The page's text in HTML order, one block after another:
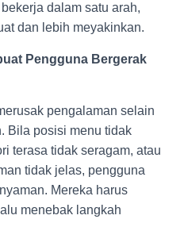
dalam satu arah,
dan lebih meyakinkan.
Pengguna Bergerak
pengalaman selain
Bila posisi menu tidak
terasa tidak seragam, atau
tidak jelas, pengguna
Mereka harus
menebak langkah